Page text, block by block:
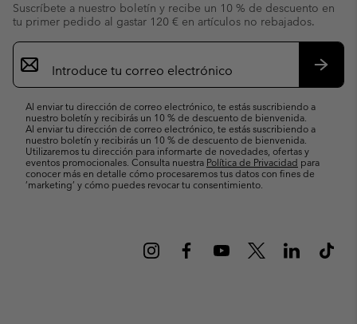
Suscríbete a nuestro boletín y recibe un 10 % de descuento en
tu primer pedido al gastar 120 € en artículos no rebajados.
Suscripción
de
correo
Al enviar tu dirección de correo electrónico, te estás suscribiendo a
nuestro boletín y recibirás un 10 % de descuento de bienvenida.
Al enviar tu dirección de correo electrónico, te estás suscribiendo a
nuestro boletín y recibirás un 10 % de descuento de bienvenida.
Utilizaremos tu dirección para informarte de novedades, ofertas y
eventos promocionales. Consulta nuestra Política de Privacidad para
conocer más en detalle cómo procesaremos tus datos con fines de
’marketing’ y cómo puedes revocar tu consentimiento.